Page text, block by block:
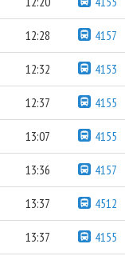
12:28 4157
12:32 4153
12:37 4155
13:07 4155
13:36 4157
13:37 4512
13:37 4155